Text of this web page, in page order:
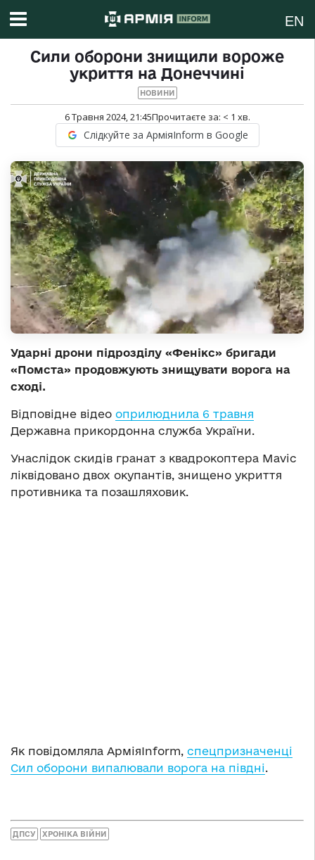
EN
Сили оборони знищили вороже
укриття на Донеччині
НОВИНИ
6 Травня 2024, 21:45Прочитаєте за: < 1 хв.
Слідкуйте за АрміяInform в Google
Ударні дрони підрозділу «Фенікс» бригади
«Помста» продовжують знищувати ворога на
сході.
Відповідне відео оприлюднила 6 травня
Державна прикордонна служба України.
Унаслідок скидів гранат з квадрокоптера Mavic
ліквідовано двох окупантів, знищено укриття
противника та позашляховик.
Як повідомляла АрміяInform, спецпризначенці
Сил оборони випалювали ворога на півдні.
ДПСУ ХРОНІКА ВІЙНИ